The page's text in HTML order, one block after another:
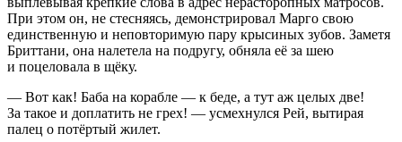
При этом он, не стесняясь, демонстрировал Марго свою
единственную и неповторимую пару крысиных зубов. Заметя
Бриттани, она налетела на подругу, обняла её за шею
и поцеловала в щёку.
— Вот как! Баба на корабле — к беде, а тут аж целых две!
За такое и доплатить не грех! — усмехнулся Рей, вытирая
палец о потёртый жилет.